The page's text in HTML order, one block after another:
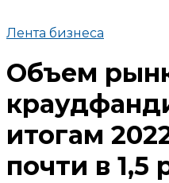
Лента бизнеса
Объем
итогам
почти в 1,5